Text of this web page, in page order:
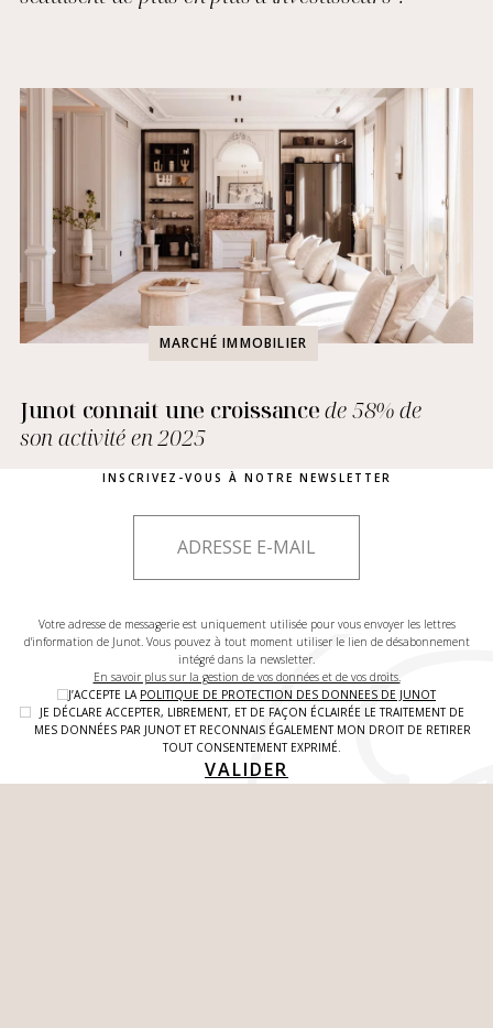
MARCHÉ IMMOBILIER
Junot connait une croissancede 58% de
son activité en 2025
INSCRIVEZ-VOUS À NOTRE NEWSLETTER
Votre adresse de messagerie est uniquement utilisée pour vous envoyer les lettres
d'information de Junot. Vous pouvez à tout moment utiliser le lien de désabonnement
intégré dans la newsletter.
En savoir plus sur la gestion de vos données et de vos droits.
J’ACCEPTE LA POLITIQUE DE PROTECTION DES DONNEES DE JUNOT
JE DÉCLARE ACCEPTER, LIBREMENT, ET DE FAÇON ÉCLAIRÉE LE TRAITEMENT DE
MES DONNÉES PAR JUNOT ET RECONNAIS ÉGALEMENT MON DROIT DE RETIRER
TOUT CONSENTEMENT EXPRIMÉ.
VALIDER